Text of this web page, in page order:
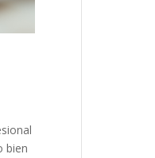
bien